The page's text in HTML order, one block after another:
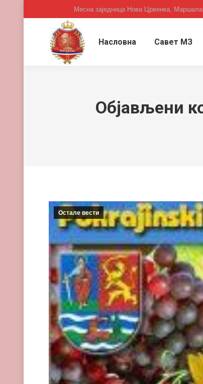
Месна заједница Нова Црвенка, Маршала
Насловна Савет МЗ
Објављени
Остале вести